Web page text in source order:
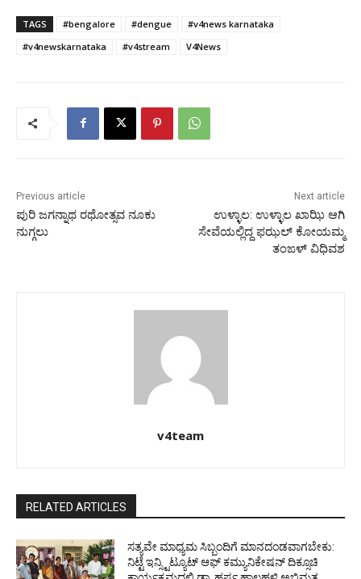
TAGS #bengalore #dengue
#v4news karnataka
#v4newskarnataka
#v4stream V4News
Previous article
ಪುರಿ ಜಗನ್ನಾಥ ರಥೋತ್ಸವ ನೂಕು
ನುಗ್ಗಲು
Next article
ಉಳ್ಳಾಲ: ಉಳ್ಳಾಲ ಖಾಝಿ ಆಗಿ
ಸೇವೆಯಲ್ಲಿದ್ದ ಫಝಲ್ ಕೋಯಮ್ಮ
ತಂಙಳ್ ವಿಧಿವಶ
v4team
RELATED ARTICLES
ಸತ್ಯವೇ ಮಾಧ್ಯಮ ಸಿಬ್ಬಂದಿಗೆ ಮಾನದಂಡವಾಗಬೇಕು:
ನಿಟ್ಟೆ ಇನ್ಸ್ಟಿಟ್ಯೂಟ್ ಆಫ್ ಕಮ್ಯುನಿಕೇಷನ್ ದಿಕ್ಸೂಚಿ